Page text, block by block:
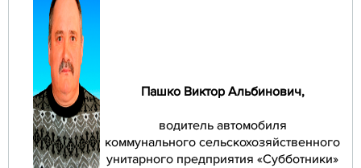
Пашко Виктор Альбинович,
водитель автомобиля
коммунального сельскохозяйственного
унитарного предприятия «Субботники»